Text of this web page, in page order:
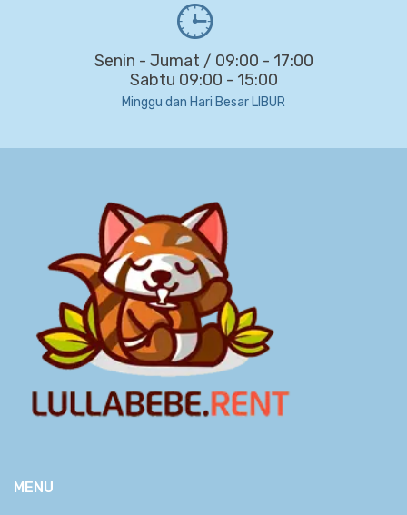
Senin - Jumat / 09:00 - 17:00
Sabtu 09:00 - 15:00
Minggu dan Hari Besar LIBUR
MENU